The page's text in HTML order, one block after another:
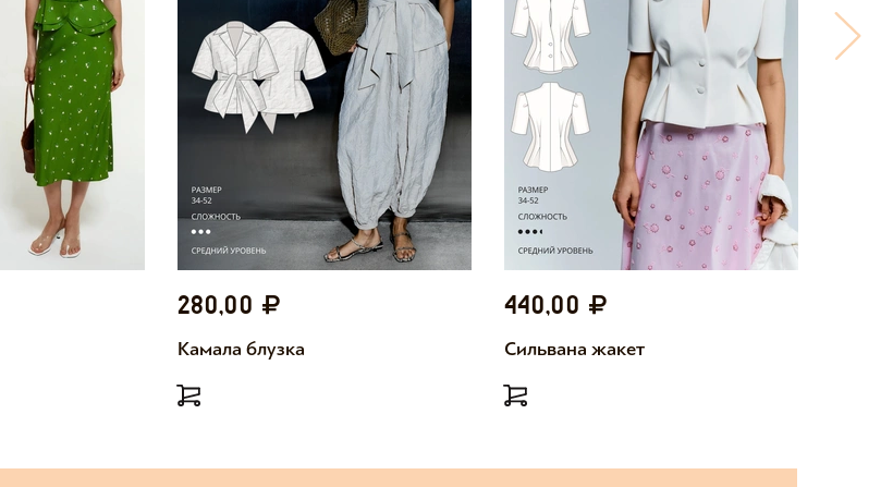
280,00
Камала блузка
440,00
Сильвана жакет